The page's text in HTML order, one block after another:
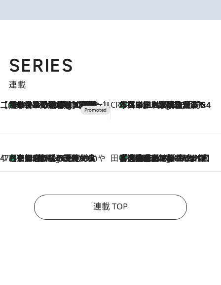
SERIES
連載
【CREA×星野リゾート】唯一無二。癒しと発見が待つ場所へ
16 Minutes Ago
【トンボの足水浴】ヒノキの香りに包まれて涼感マックス！約13℃の湧水かけ流しを避暑地「星野温泉 トンボの湯」で体験 CREA'S CHOICE
2 Hours Ago
「立川にも歌舞伎があるんだよ」 片岡仁左衛門・市川中車ら豪華座組みで4年目の立川立飛歌舞伎へ
47都道府県の手みやげ ひんやりスイーツで夏を満喫
2 Hours Ago
【京都府】この夏絶対食べたい 冷やしておいしいおやつ3選 ひと口目から心を掴む新緑のテリーヌ 田中稲の勝手に再ブーム
7 Hours Ago
「湘南乃風に憧れて」観客大盛上がりの“タオル回し”に、ラッパー顔負けの高速歌唱まで…さだまさし（74）のアグレッシブすぎる現在地
連載 TOP